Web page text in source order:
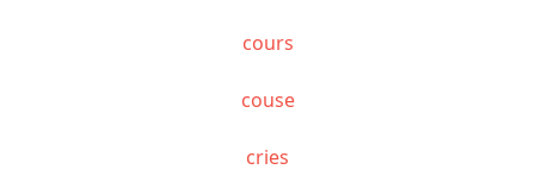
cours
couse
cries